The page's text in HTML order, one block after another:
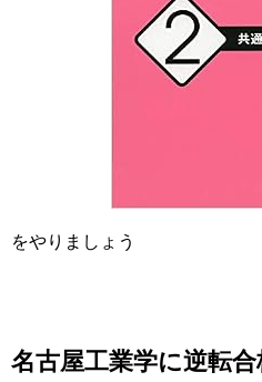
をやりましょう
名古屋工業学に逆転